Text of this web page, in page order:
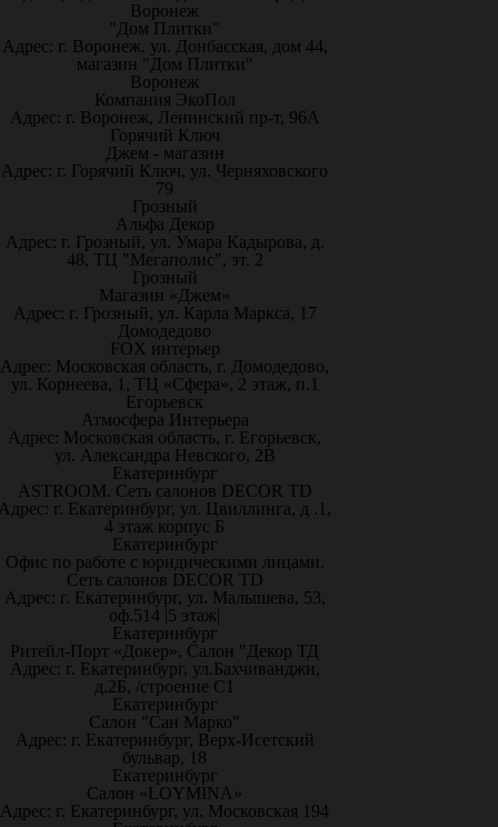
Воронеж
"Дом Плитки"
Адрес: г. Воронеж. ул. Донбасская, дом 44,
магазин "Дом Плитки"
Воронеж
Компания ЭкоПол
Адрес: г. Воронеж, Ленинский пр-т, 96А
Горячий Ключ
Джем - магазин
Адрес: г. Горячий Ключ, ул. Черняховского
79
Грозный
Альфа Декор
Адрес: г. Грозный, ул. Умара Кадырова, д.
48, ТЦ "Мегаполис", эт. 2
Грозный
Магазин «Джем»
Адрес: г. Грозный, ул. Карла Маркса, 17
Домодедово
FOX интерьер
Адрес: Московская область, г. Домодедово,
ул. Корнеева, 1, ТЦ «Сфера», 2 этаж, п.1
Егорьевск
Атмосфера Интерьера
Адрес: Московская область, г. Егорьевск,
ул. Александра Невского, 2В
Екатеринбург
ASTROOM. Сеть салонов DECOR TD
г. Екатеринбург, ул. Цвиллинга, д .1,
4 этаж корпус Б
Екатеринбург
Офис по работе с юридическими лицами.
Сеть салонов DECOR TD
Адрес: г. Екатеринбург, ул. Малышева, 53,
оф.514 |5 этаж|
Екатеринбург
Ритейл-Порт «Докер», Салон "Декор ТД
Адрес: г. Екатеринбург, ул.Бахчиванджи,
д.2Б, /строение С1
Екатеринбург
Салон "Сан Марко"
Адрес: г. Екатеринбург, Верх-Исетский
бульвар, 18
Екатеринбург
Салон «LOYMINA»
Адрес: г. Екатеринбург, ул. Московская 194